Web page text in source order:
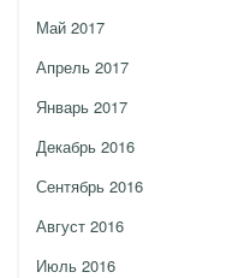
Май 2017
Апрель 2017
Январь 2017
Декабрь 2016
Сентябрь 2016
Август 2016
Июль 2016